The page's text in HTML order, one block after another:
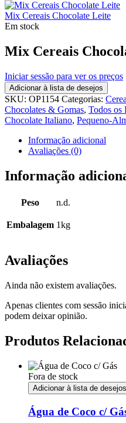
Mix Cereais Chocolate Leite
Em stock
Mix Cereais
Iniciar sessão para ver os preços
Adicionar à lista de desejos
SKU: OP1154 Categorias:
Chocolates & Gomas, Todos os
Chocolate Italiano, Pequeno-
Informação adicional
Avaliações (0)
Informação
Peso n.d.
Embalagem 1kg
Avaliações
Ainda não existem avaliações.
Apenas clientes com sessão
podem deixar opinião.
Produtos
Fora de stock
Adicionar à lista de desejos
Água de Coco c/